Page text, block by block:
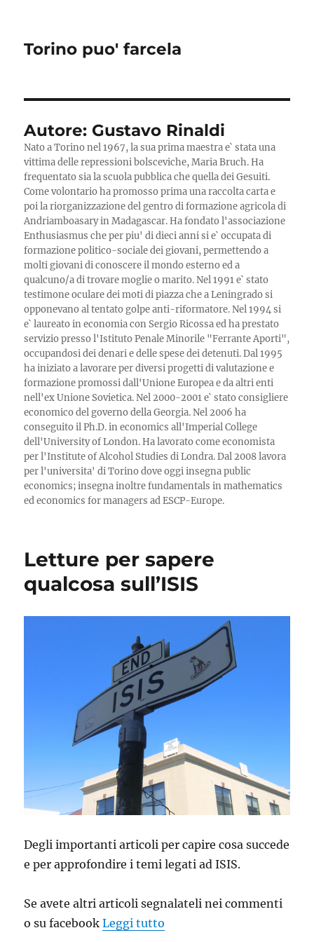
Torino puo' farcela
Autore: Gustavo Rinaldi
Nato a Torino nel 1967, la sua prima maestra e` stata una
vittima delle repressioni bolsceviche, Maria Bruch. Ha
frequentato sia la scuola pubblica che quella dei Gesuiti.
Come volontario ha promosso prima una raccolta carta e
poi la riorganizzazione del gentro di formazione agricola di
Andriamboasary in Madagascar. Ha fondato l'associazione
Enthusiasmus che per piu' di dieci anni si e` occupata di
formazione politico-sociale dei giovani, permettendo a
molti giovani di conoscere il mondo esterno ed a
qualcuno/a di trovare moglie o marito. Nel 1991 e` stato
testimone oculare dei moti di piazza che a Leningrado si
opponevano al tentato golpe anti-riformatore. Nel 1994 si
e` laureato in economia con Sergio Ricossa ed ha prestato
servizio presso l'Istituto Penale Minorile "Ferrante Aporti",
occupandosi dei denari e delle spese dei detenuti. Dal 1995
ha iniziato a lavorare per diversi progetti di valutazione e
formazione promossi dall'Unione Europea e da altri enti
nell'ex Unione Sovietica. Nel 2000-2001 e` stato consigliere
economico del governo della Georgia. Nel 2006 ha
conseguito il Ph.D. in economics all'Imperial College
dell'University of London. Ha lavorato come economista
per l'Institute of Alcohol Studies di Londra. Dal 2008 lavora
per l'universita' di Torino dove oggi insegna public
economics; insegna inoltre fundamentals in mathematics
ed economics for managers ad ESCP-Europe.
Letture per sapere
qualcosa sull’ISIS
Degli importanti articoli per capire cosa succede
e per approfondire i temi legati ad ISIS.
Se avete altri articoli segnalateli nei commenti
o su facebookLeggi tutto